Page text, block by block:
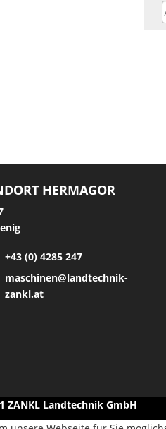
HERMAGOR
+43 (0) 4285 247
maschinen@landtechnik-
zankl.at
ZANKL Landtechnik GmbH